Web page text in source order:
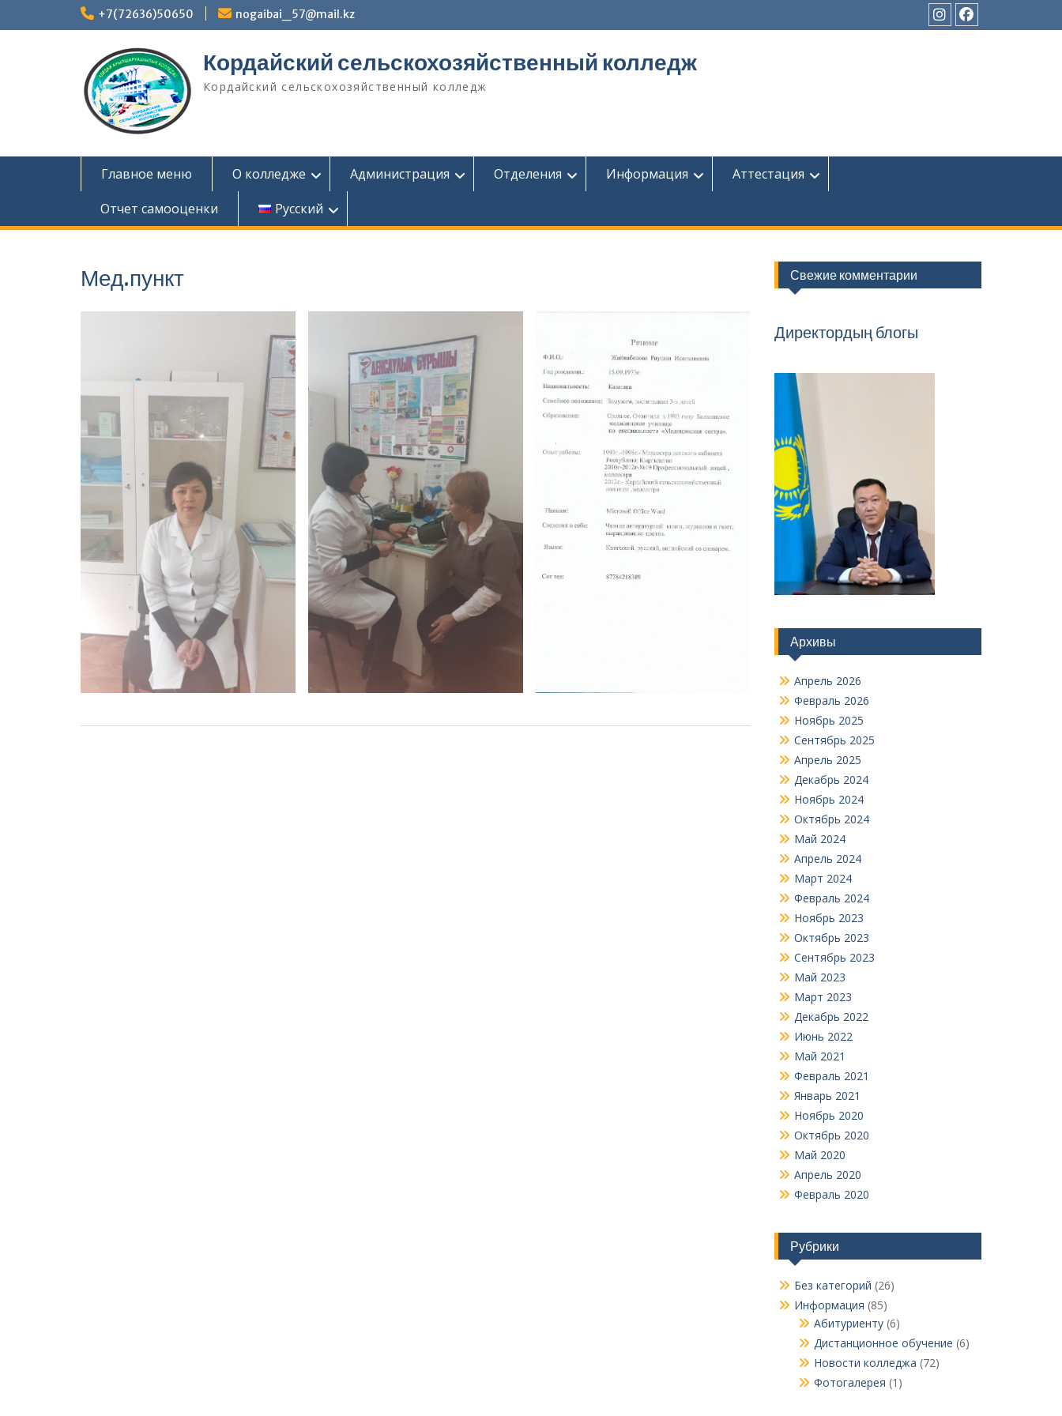
+7(72636)50650
nogaibai_57@mail.kz
Instagram
Facebook
Кордайский сельскохозяйственный колледж
Кордайский сельскохозяйственный колледж
Главное меню О колледже Администрация Отделения Информация
Аттестация
Отчет самооценки
Русский
Мед.пункт Свежие комментарии
Директордың блогы
Архивы
Апрель 2026
Февраль 2026
Ноябрь 2025
Сентябрь 2025
Апрель 2025
Декабрь 2024
Ноябрь 2024
Октябрь 2024
Май 2024
Апрель 2024
Март 2024
Февраль 2024
Ноябрь 2023
Октябрь 2023
Сентябрь 2023
Май 2023
Март 2023
Декабрь 2022
Июнь 2022
Май 2021
Февраль 2021
Январь 2021
Ноябрь 2020
Октябрь 2020
Май 2020
Апрель 2020
Февраль 2020
Рубрики
Без категорий (26)
Информация (85)
Абитуриенту(6)
Дистанционное обучение (6)
Новости колледжа (72)
Фотогалерея (1)